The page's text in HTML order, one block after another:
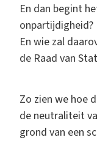
En dan begint
onpartijdigheid?
En wie zal
de Raad van
Zo zien we hoe
de neutraliteit
grond van een